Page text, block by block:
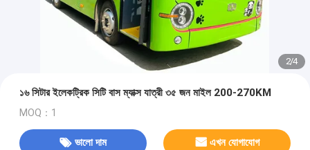
2/4
১৬ সিটার ইলেকট্রিক সিটি বাস ম্যাক্স যাত্রী ৩৫ জন মাইল 200-270KM
MOQ：1
ভালো দাম এখন যোগাযোগ